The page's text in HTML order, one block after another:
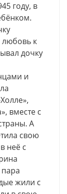
году, в
любовь к
дочку
и
вместе с
А
свою
неё с
жили с